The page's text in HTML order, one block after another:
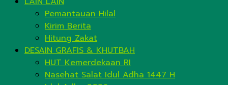
Pemantauan Hilal
Kirim Berita
Hitung Zakat
DESAIN GRAFIS & KHUTBAH
HUT Kemerdekaan RI
Nasehat Salat Idul Adha 1447 H